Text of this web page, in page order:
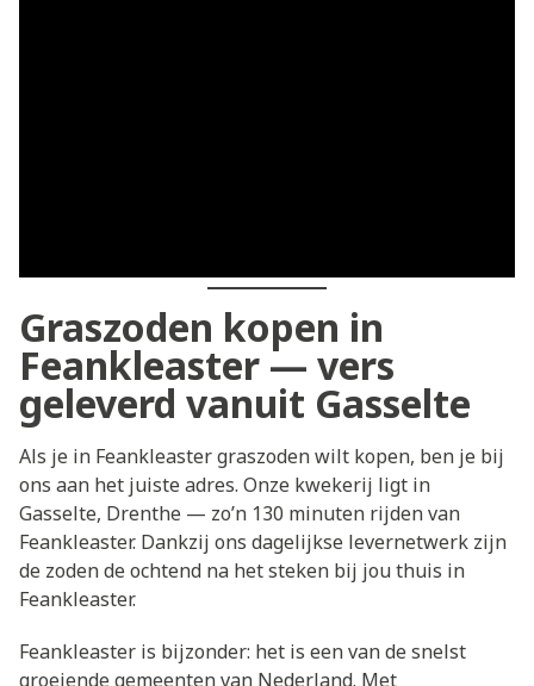
Graszoden kopen in
Feankleaster — vers
geleverd vanuit Gasselte
Als je in Feankleaster graszoden wilt kopen, ben je bij
ons aan het juiste adres. Onze kwekerij ligt in
Gasselte, Drenthe — zo’n 130 minuten rijden van
Feankleaster. Dankzij ons dagelijkse levernetwerk zijn
de zoden de ochtend na het steken bij jou thuis in
Feankleaster.
Feankleaster is bijzonder: het is een van de snelst
groeiende gemeenten van Nederland. Met